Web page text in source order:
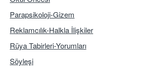
Parapsikoloji-Gizem
Reklamcılık-Halkla İlişkiler
Rüya Tabirleri-Yorumları
Söyleşi